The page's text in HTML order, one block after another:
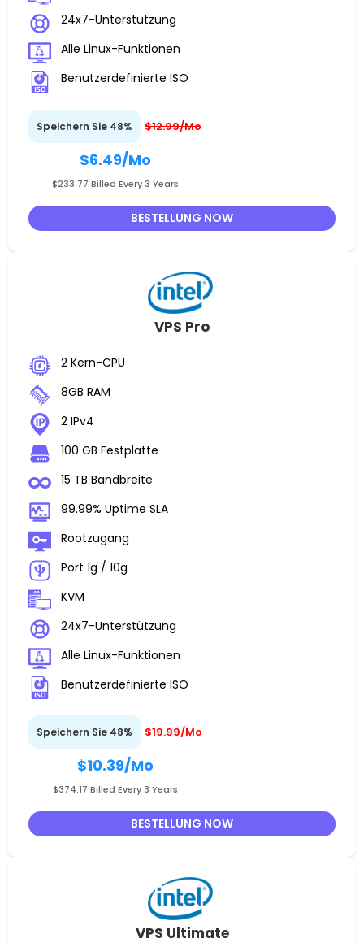
24x7-Unterstützung
Alle Linux-Funktionen
Benutzerdefinierte ISO
Speichern Sie 48% $12.99/Mo
$6.49/Mo
$233.77 Billed Every 3 Years
BESTELLUNG NOW
VPS Pro
2 Kern-CPU
8GB RAM
2 IPv4
100 GB Festplatte
15 TB Bandbreite
99.99% Uptime SLA
Rootzugang
Port 1g / 10g
KVM
24x7-Unterstützung
Alle Linux-Funktionen
Benutzerdefinierte ISO
Speichern Sie 48% $19.99/Mo
$10.39/Mo
$374.17 Billed Every 3 Years
BESTELLUNG NOW
VPS Ultimate